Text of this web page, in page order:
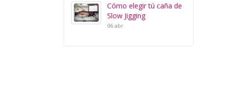
Cómo elegir tú caña de
Slow Jigging
06 abr